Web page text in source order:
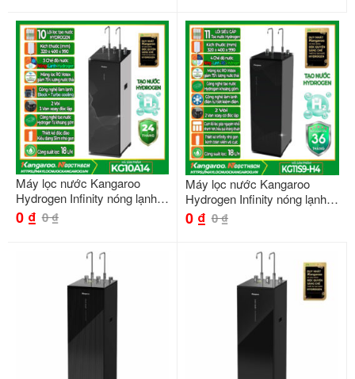
Máy lọc nước Kangaroo
Hydrogen Infinity nóng lạnh
KG10A14
0 ₫ 0₫
Máy lọc nước Kangaroo
Hydrogen Infinity nóng lạnh
KG11S9-H4
0 ₫ 0₫